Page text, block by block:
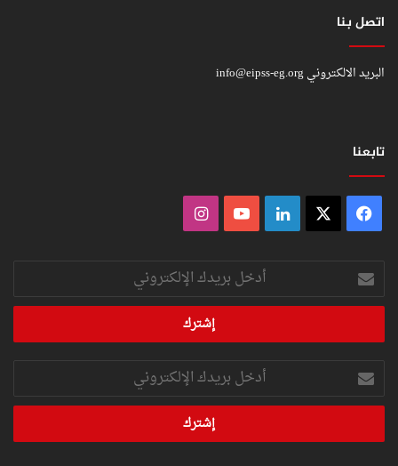
اتصل بنا
البريد الالكترونيinfo@eipss-eg.org
تابعنا
فيسبوك لينكدإن ‫YouTube
أدخل
بريدك
الإلكتروني
أدخل
بريدك
الإلكتروني